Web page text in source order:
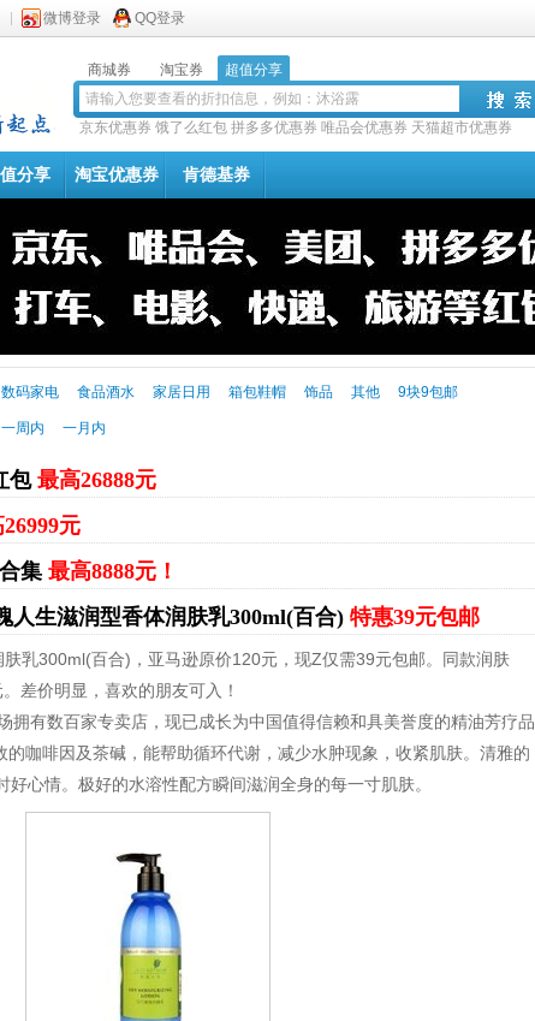
微博登录 QQ登录
商城券 淘宝券 超值分享
京东优惠券 饿了么红包 拼多多优惠券 唯品会优惠券 天猫超市优惠券
分享 淘宝优惠券 肯德基券
数码家电 食品酒水 家居日用 箱包鞋帽 饰品 其他 9块9包邮
一周内 一月内
包 最高26888元
元
集 最高8888元！
人生滋润型香体润肤乳300ml(百合) 特惠39元包邮
乳300ml(百合)，亚马逊原价120元，现Z仅需39元包邮。同款润肤
差价明显，喜欢的朋友可入！
拥有数百家专卖店，现已成长为中国值得信赖和具美誉度的精油芳疗品
的咖啡因及茶碱，能帮助循环代谢，减少水肿现象，收紧肌肤。清雅的
心情。极好的水溶性配方瞬间滋润全身的每一寸肌肤。
返利 京东优惠券与京东返利红包！